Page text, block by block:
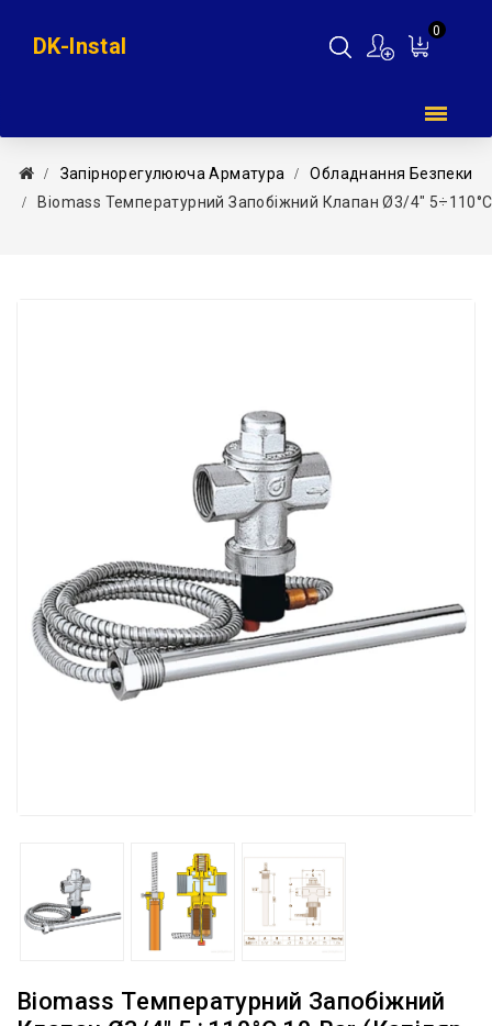
0
DK-Instal
Запірнорегулююча Арматура
Обладнання Безпеки
Biomass Температурний Запобіжний Клапан Ø3/4″
Biomass Температурний Запобіжний